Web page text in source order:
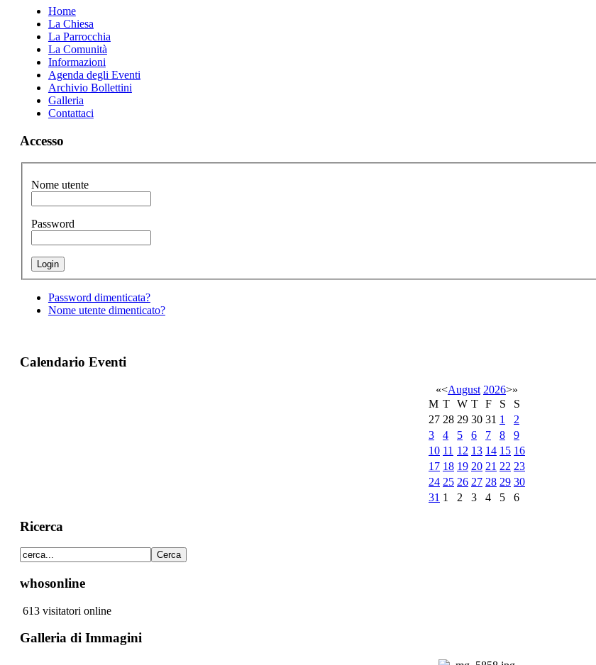
Home
La Chiesa
La Parrocchia
La Comunità
Informazioni
Agenda degli Eventi
Archivio Bollettini
Galleria
Contattaci
Accesso
Nome utente
Password
Password dimenticata?
Nome utente dimenticato?
Calendario Eventi
«<August 2026>»
M T W T F S
S
27 28 29 30 31 1
2
3
4 5 6 7 8
9
10 11 12 13 14 15 16
17 18 19 20 21 22 23
24 25 26 27 28 29 30
31 1 2 3 4 5 6
Ricerca
whosonline
613 visitatori online
Galleria di Immagini